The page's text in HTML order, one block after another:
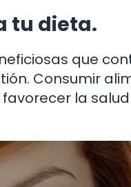
tu dieta.
que
Consumir
la